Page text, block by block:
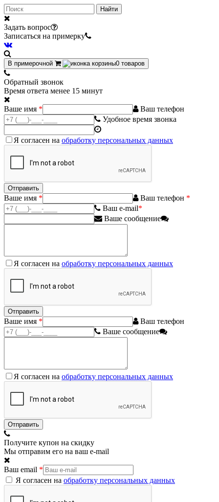
Найти
Задать вопрос
Записаться на примерку
В примерочной 0 товаров
Обратный звонок
Время ответа менее 15 минут
Ваше имя *
Ваш телефон
Удобное время звонка
Я согласен на обработку персональных данных
Ваше имя * Ваш телефон *
Ваш e-mail*
Ваше сообщение
Я согласен на обработку персональных данных
Ваше имя *
Ваш телефон
Ваше сообщение
Я согласен на обработку персональных данных
Получите купон на скидку
Мы отправим его на ваш e-mail
Ваш email *
Я согласен на обработку персональных данных